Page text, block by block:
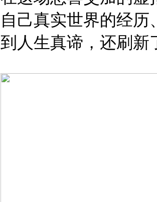
自己真实世界的经
到人生真谛，还刷新